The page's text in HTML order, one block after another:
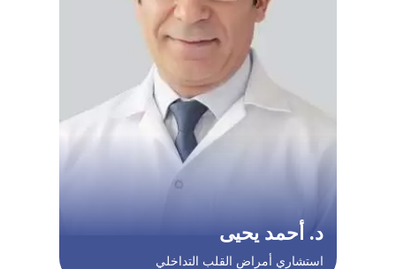
د. أحمد يحيى
استشاري أمراض القلب التداخلي